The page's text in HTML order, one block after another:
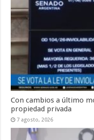
Con cambios a último
propiedad privada
7 agosto, 2026